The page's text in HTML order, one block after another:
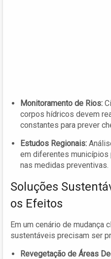
Monitoramento de Rios:
corpos hídricos devem
constantes para prever
Estudos Regionais:
em diferentes municípios
nas medidas preventivas.
Soluções
os Efeitos
Em um cenário de mudança
sustentáveis precisam ser
Revegetação de Áreas